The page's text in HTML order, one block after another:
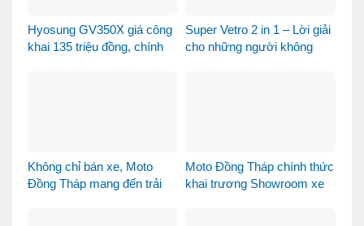
Hyosung GV350X giá công
khai 135 triệu đồng, chính
Super Vetro 2 in 1 – Lời giải
cho những người không
Không chỉ bán xe, Moto
Đồng Tháp mang đến trải
Moto Đồng Tháp chính thức
khai trương Showroom xe